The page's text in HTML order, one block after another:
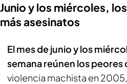
Junio y los miércoles,
más asesinatos
El mes de junio y los
semana reúnen los peores
violencia machista en